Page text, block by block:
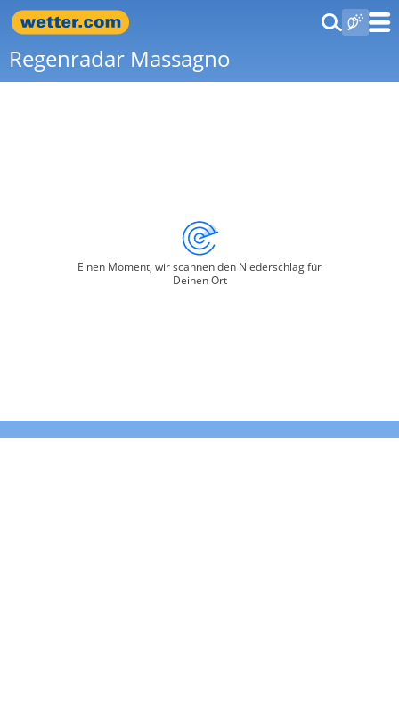
Regenradar Massagno
Einen Moment, wir scannen den Niederschlag für
Deinen Ort